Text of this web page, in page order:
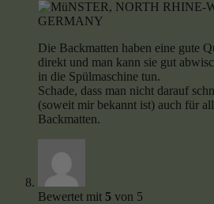
Die Backmatten haben eine gute
direkt und man kann sie gut
in die Spülmaschine tun.
Schade, dass man nicht darauf
(soweit mir bekannt ist) auch für
Backmatten.
Bewertet mit 5 von 5